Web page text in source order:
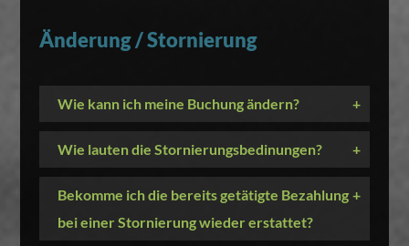
Änderung / Stornierung
Wie kann ich meine Buchung ändern? +
Wie lauten die Stornierungsbedinungen? +
Bekomme ich die bereits getätigte Bezahlung
bei einer Stornierung wieder erstattet?
+